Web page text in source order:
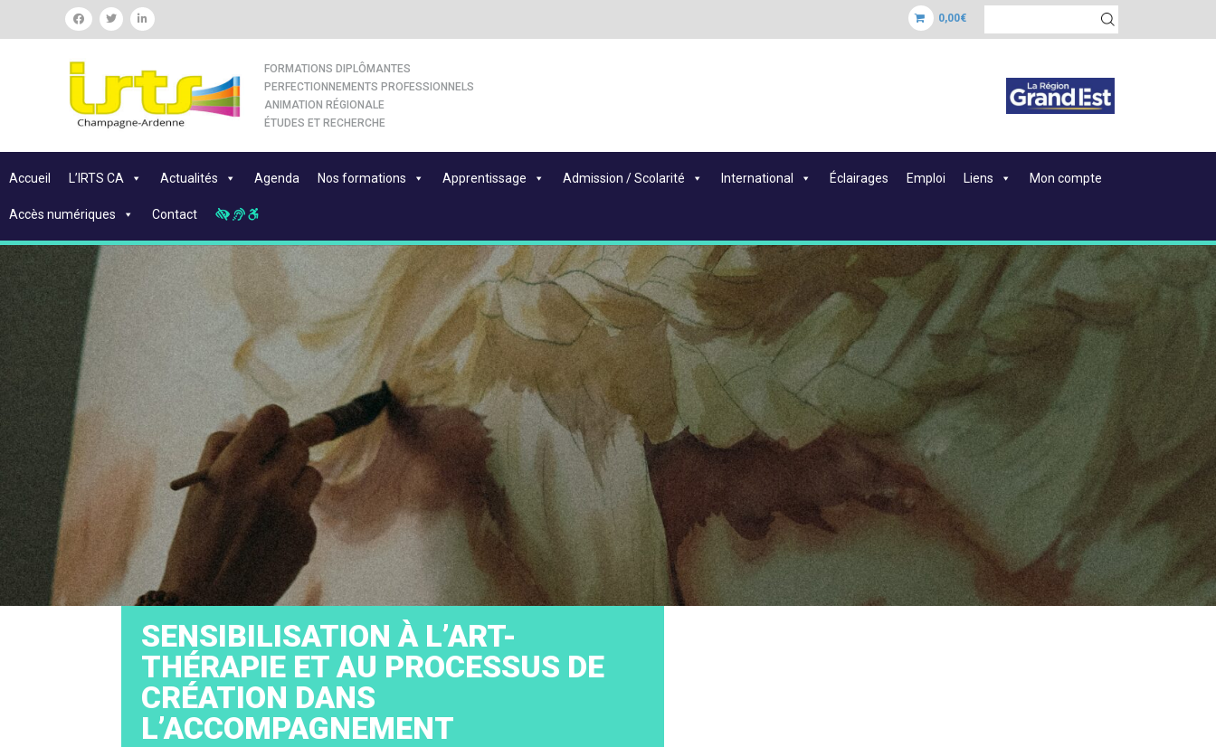
0,00€
FORMATIONS DIPLÔMANTES
PERFECTIONNEMENTS PROFESSIONNELS
ANIMATION RÉGIONALE
ÉTUDES ET RECHERCHE
Accueil L’IRTS CA Actualités Agenda Nos formations Apprentissage Admission / Scolarité International Éclairages Emploi Liens Mon compte
Accès numériques Contact
SENSIBILISATION À L’ART-
THÉRAPIE ET AU PROCESSUS DE
CRÉATION DANS
L’ACCOMPAGNEMENT